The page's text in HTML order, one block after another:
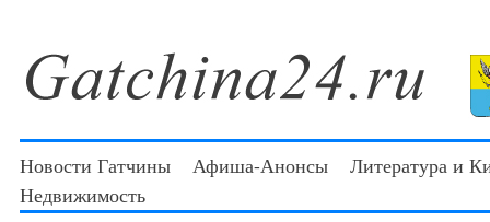
Новости Гатчины Афиша-Анонсы
Литература и
Недвижимость